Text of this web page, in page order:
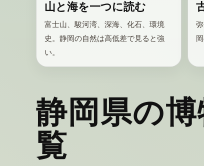
山と海を一つに読む
富士山、駿河湾、深海、化石、環境
史。静岡の自然は高低差で見ると強
い。
静岡県の
覧